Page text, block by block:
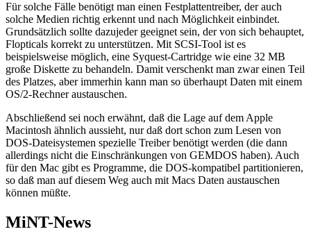
Für solche Fälle benötigt man einen Festplattentreiber, der auch
solche Medien richtig erkennt und nach Möglichkeit einbindet.
Grundsätzlich sollte dazujeder geeignet sein, der von sich behauptet,
Flopticals korrekt zu unterstützen. Mit SCSI-Tool ist es
beispielsweise möglich, eine Syquest-Cartridge wie eine 32 MB
große Diskette zu behandeln. Damit verschenkt man zwar einen Teil
des Platzes, aber immerhin kann man so überhaupt Daten mit einem
OS/2-Rechner austauschen.
Abschließend sei noch erwähnt, daß die Lage auf dem Apple
Macintosh ähnlich aussieht, nur daß dort schon zum Lesen von
DOS-Dateisystemen spezielle Treiber benötigt werden (die dann
allerdings nicht die Einschränkungen von GEMDOS haben). Auch
für den Mac gibt es Programme, die DOS-kompatibel partitionieren,
so daß man auf diesem Weg auch mit Macs Daten austauschen
können müßte.
MiNT-News